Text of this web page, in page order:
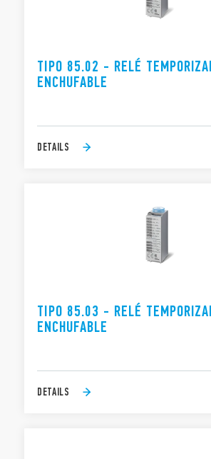
TIPO 85.02 - RELÉ
ENCHUFABLE
DETAILS
TIPO 85.03 - RELÉ
ENCHUFABLE
DETAILS